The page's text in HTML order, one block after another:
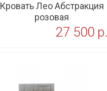
Кровать Лео Абстракция
розовая
27 500 p.